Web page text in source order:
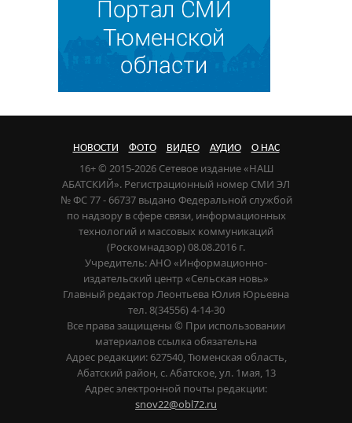
НОВОСТИ ФОТО ВИДЕО АУДИО О НАС
16+ © 2015-2026 Сетевое издание «НАШ
АБАТСКИЙ». Регистрационный номер СМИ ЭЛ
№ ФС 77 - 66737 выдано Федеральной службой
по надзору в сфере связи, информационных
технологий и массовых коммуникаций
(Роскомнадзор) 08.08.2016 г.
Учредитель: АНО «Информационно-
издательский центр «Сельская новь»
Главный редактор Леонтьева Юлия Юрьевна
тел. 8(34556) 4-14-30
Все права защищены © При использовании
материалов ссылка обязательна
Адрес редакции: 627540, Тюменская область,
Абатский район, с. Абатское, ул. 1мая, 13
Адрес электронной почты редакции:
snov22@obl72.ru